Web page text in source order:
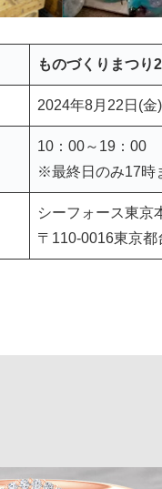
ものづくりまつり
2024年8月22日(金
10：00～19：00
※最終日のみ17時
シーフォース東京
〒110-0016東京